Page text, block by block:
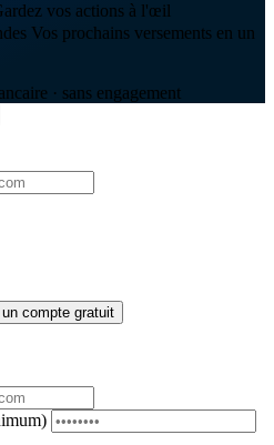
vos actions à l'œil
Vos prochains versements en un
· sans engagement
un compte gratuit